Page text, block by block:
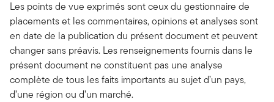
Les points de vue exprimés sont ceux du gestionnaire de
placements et les commentaires, opinions et analyses sont
en date de la publication du présent document et peuvent
changer sans préavis. Les renseignements fournis dans le
présent document ne constituent pas une analyse
complète de tous les faits importants au sujet d’un pays,
d’une région ou d’un marché.